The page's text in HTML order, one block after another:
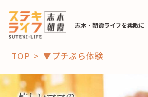
志木・朝霞ライフを素敵に
「コト」
TOP ▼プチぷら体験